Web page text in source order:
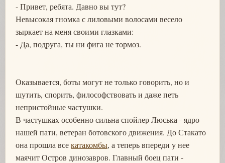
- Привет, ребята. Давно вы тут?
Невысокая гномка с лиловыми волосами весело
зыркает на меня своими глазками:
- Да, подруга, ты ни фига не тормоз.
Оказывается, боты могут не только говорить, но и
шутить, спорить, философствовать и даже петь
непристойные частушки.
В частушках особенно сильна спойлер Люська - ядро
нашей пати, ветеран ботовского движения. До Стакато
она прошла всекатакомбы, а теперь впереди у нее
маячит Остров динозавров. Главный боец пати -